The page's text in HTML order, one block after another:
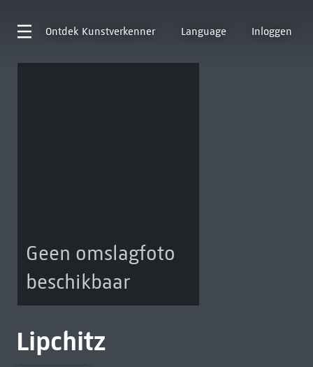
Ontdek Kunstverkenner Language Inloggen
Geen omslagfoto
beschikbaar
Lipchitz